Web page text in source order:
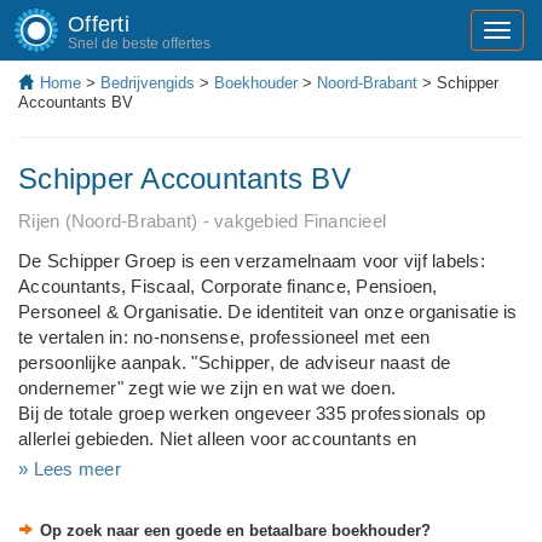
Offerti
Snel de beste offertes
Home > Bedrijvengids > Boekhouder > Noord-Brabant > Schipper
Accountants BV
Schipper Accountants BV
Rijen (Noord-Brabant) - vakgebied Financieel
De Schipper Groep is een verzamelnaam voor vijf labels:
Accountants, Fiscaal, Corporate finance, Pensioen,
Personeel & Organisatie. De identiteit van onze organisatie is
te vertalen in: no-nonsense, professioneel met een
persoonlijke aanpak. "Schipper, de adviseur naast de
ondernemer" zegt wie we zijn en wat we doen.
Bij de totale groep werken ongeveer 335 professionals op
allerlei gebieden. Niet alleen voor accountants en
belastingadviseurs bent u bij ons aan het juiste adres. Wij zijn
» Lees meer
Op zoek naar een goede en betaalbare boekhouder?